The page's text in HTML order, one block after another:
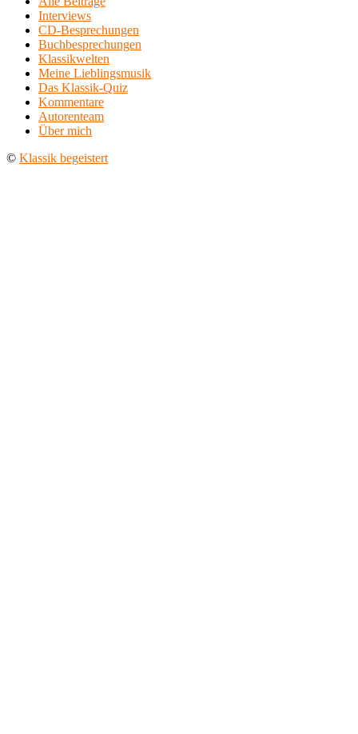
Interviews
CD-Besprechungen
Buchbesprechungen
Klassikwelten
Meine Lieblingsmusik
Das Klassik-Quiz
Kommentare
Autorenteam
Über mich
© Klassik begeistert